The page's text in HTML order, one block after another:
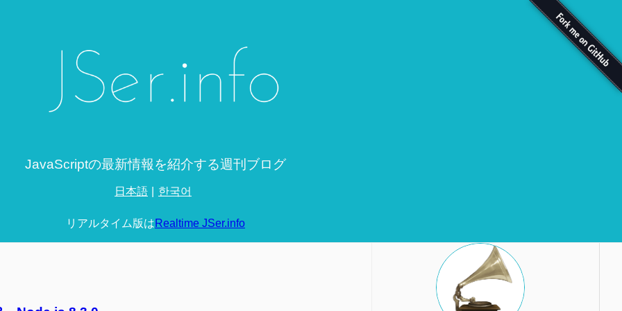
JavaScriptの最新情報を紹介する週刊ブログ
日本語 한국어
リアルタイム版はRealtime JSer.info